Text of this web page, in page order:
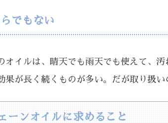
でもない
イルは、晴天でも雨天でも使えて、
果が長く続くものが多い。だが取り扱い
ーンオイルに求めること